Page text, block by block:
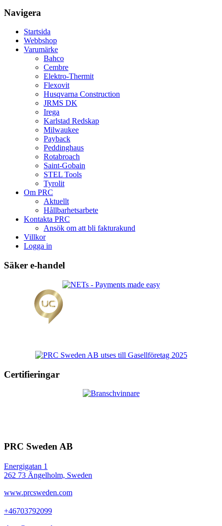
Navigera
Startsida
Webbshop
Varumärke
Bahco
Cembre
Elektro-Thermit
Flexovit
Husqvarna Construction
JRMS DK
Irega
Karlstad Redskap
Milwaukee
Payback
Peddinghaus
Rotabroach
Saint-Gobain
STEL Tools
Tyrolit
Om PRC
Aktuellt
Hållbarhetsarbete
Kontakta PRC
Ansök om att bli fakturakund
Villkor
Logga in
Säker e-handel
Certifieringar
PRC Sweden AB
Energigatan 1
262 73 Ängelholm, Sweden
www.prcsweden.com
+46703792099